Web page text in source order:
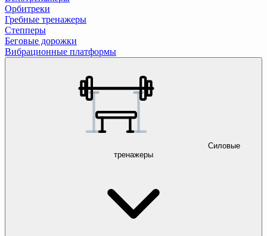
Орбитреки
Гребные тренажеры
Степперы
Беговые дорожки
Вибрационные платформы
Силовые
тренажеры